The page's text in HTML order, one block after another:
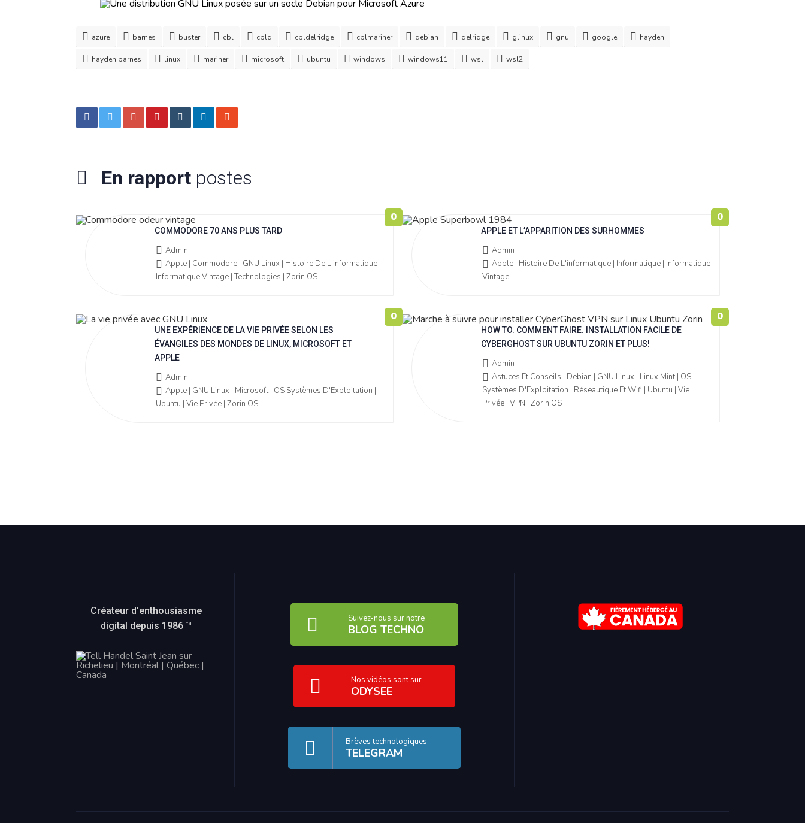
azure barnes buster cbl cbld cbldelridge cblmariner debian delridge glinux gnu google hayden
hayden barnes linux mariner microsoft ubuntu windows windows11 wsl wsl2
En rapport postes
0
COMMODORE 70 ANS PLUS TARD
Admin
Apple | Commodore | GNU Linux | Histoire De L'informatique |
Informatique Vintage | Technologies | Zorin OS
0
APPLE ET L’APPARITION DES SURHOMMES
Admin
Apple | Histoire De L'informatique | Informatique | Informatique
Vintage
0
UNE EXPÉRIENCE DE LA VIE PRIVÉE SELON LES
ÉVANGILES DES MONDES DE LINUX, MICROSOFT ET
APPLE
Admin
Apple | GNU Linux | Microsoft | OS Systèmes D'Exploitation |
Ubuntu | Vie Privée | Zorin OS
0
HOW TO. COMMENT FAIRE. INSTALLATION FACILE DE
CYBERGHOST SUR UBUNTU ZORIN ET PLUS!
Admin
Astuces Et Conseils | Debian | GNU Linux | Linux Mint | OS
Systèmes D'Exploitation | Réseautique Et Wifi | Ubuntu | Vie
Privée | VPN | Zorin OS
Créateur d'enthousiasme
digital depuis 1986 ™
Suivez-nous sur notre
BLOG TECHNO
Nos vidéos sont sur
ODYSEE
Brèves technologiques
TELEGRAM